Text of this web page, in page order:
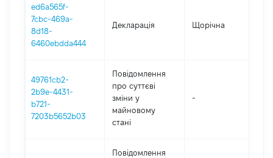
ed6a565f-
7cbc-469a-
8d18-
6460ebdda444
Декларація Щорічна
49761cb2-
2b9e-4431-
b721-
7203b5652b03
Повідомлення
про суттєві
зміни y
майновому
стані
-
Повідомлення